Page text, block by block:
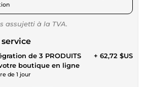
assujetti à la TVA.
de 3 PRODUITS
boutique en ligne
de 1 jour
+ 62,72 $US